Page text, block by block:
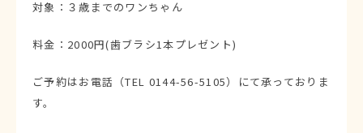
対象：３歳までのワンちゃん
料金：2000円(歯ブラシ1本プレゼント)
ご予約はお電話（TEL 0144-56-5105）にて承っておりま
す。